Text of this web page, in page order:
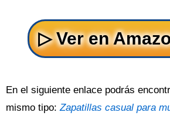
En el siguiente enlace podrás
mismo tipo:Zapatillas casual para